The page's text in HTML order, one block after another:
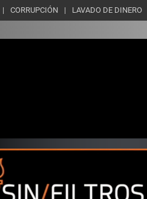
CORRUPCIÓN LAVADO DE DINERO